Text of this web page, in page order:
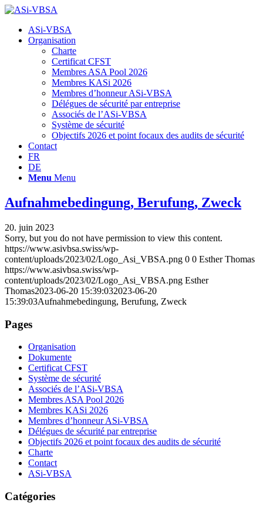
Hauptnavigation
ASi-VBSA
Organisation
Charte
Certificat CFST
Membres ASA Pool 2026
Membres KASi 2026
Membres d’honneur ASi-VBSA
Délégues de sécurité par entreprise
Associés de l’ASi-VBSA
Système de sécurité
Objectifs 2026 et point focaux des audits de sécurité
Contact
FR
DE
Menu Menu
Aufnahmebedingung, Berufung, Zweck
20. juin 2023
Sorry, but you do not have permission to view this content.
https://www.asivbsa.swiss/wp-
content/uploads/2023/02/Logo_Asi_VBSA.png 0 0 Esther Thomas
https://www.asivbsa.swiss/wp-
content/uploads/2023/02/Logo_Asi_VBSA.png Esther
Thomas2023-06-20 15:39:032023-06-20
15:39:03Aufnahmebedingung, Berufung, Zweck
Pages
Organisation
Dokumente
Certificat CFST
Système de sécurité
Associés de l’ASi-VBSA
Membres ASA Pool 2026
Membres KASi 2026
Membres d’honneur ASi-VBSA
Délégues de sécurité par entreprise
Objectifs 2026 et point focaux des audits de sécurité
Charte
Contact
ASi-VBSA
Catégories